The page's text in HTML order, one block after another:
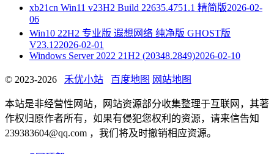
xb21cn Win11 v23H2 Build 22635.4751.1 精简版2026-02-
06
Win10 22H2 专业版 遐想网络 纯净版 GHOST版
V23.122026-02-01
Windows Server 2022 21H2 (20348.2849)2026-02-10
© 2023-2026 禾优小站 百度地图 网站地图
本站是非经营性网站，网站资源部分收集整理于互联网，其著
作权归原作者所有，如果有侵犯您权利的资源，请来信告知
239383604@qq.com ，我们将及时撤销相应资源。